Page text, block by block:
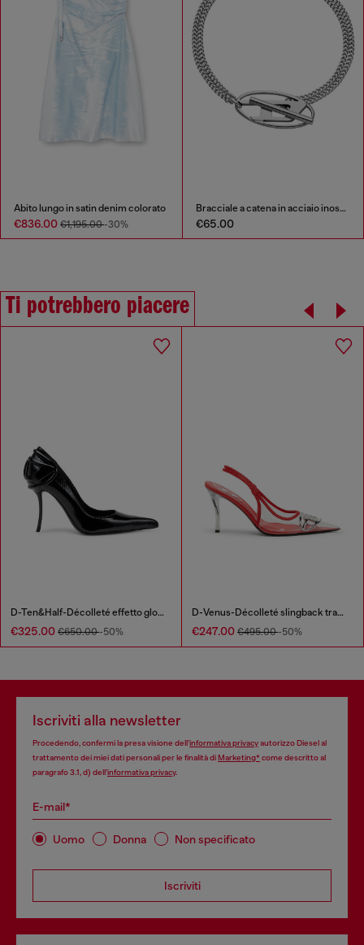
Abito lungo in satin denim colorato
€836.00 €1,195.00-30%
Bracciale a catena in acciaio inossidabile
€65.00
Ti potrebbero piacere
D-Ten&Half-Décolleté effetto glossy con tacco curvo
€325.00 €650.00-50%
D-Venus-Décolleté slingback trasparenti con bordi in pelle
€247.00 €495.00-50%
Iscriviti alla newsletter
Procedendo, confermi la presa visione dell’informativa privacyautorizzo Diesel al
trattamento dei miei dati personali per le finalità diMarketing*come descritto al
paragrafo 3.1, d) dell’informativa privacy.
E-mail*
Uomo Donna Non specificato
Iscriviti